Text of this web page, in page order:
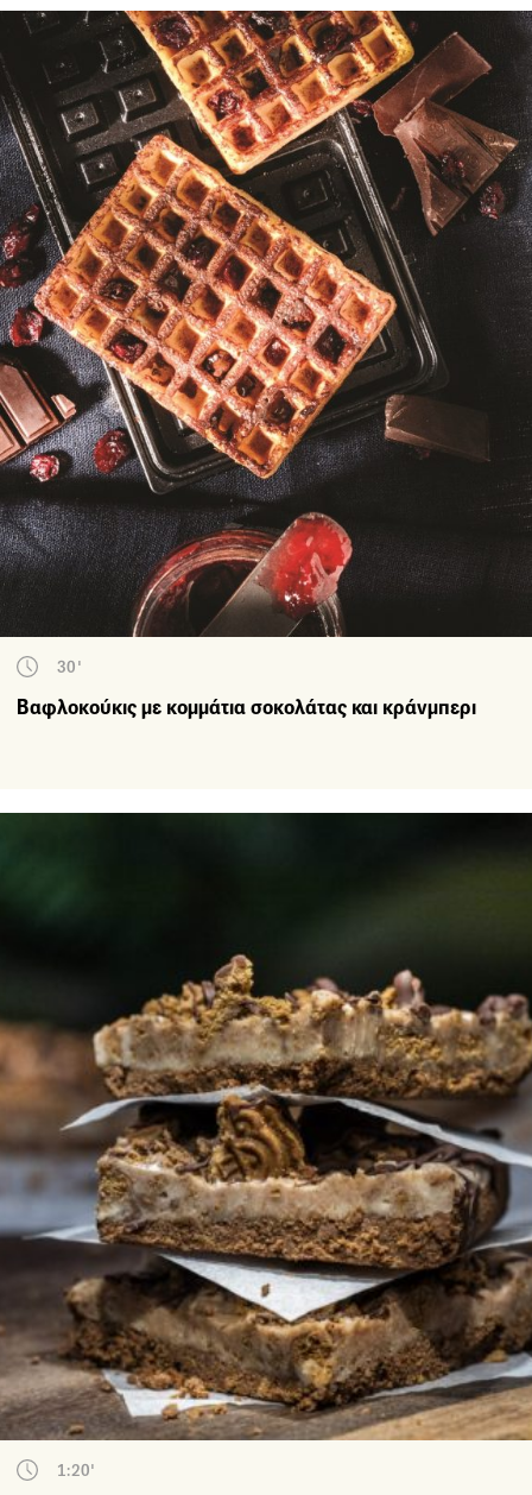
30'
Βαφλοκούκις με κομμάτια σοκολάτας και κράνμπερι
1:20'